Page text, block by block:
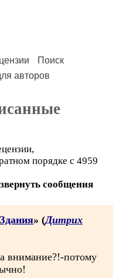
Поиск
авторов
порядке с 4959
сообщения
» (Дитрих
внимание?!-потому